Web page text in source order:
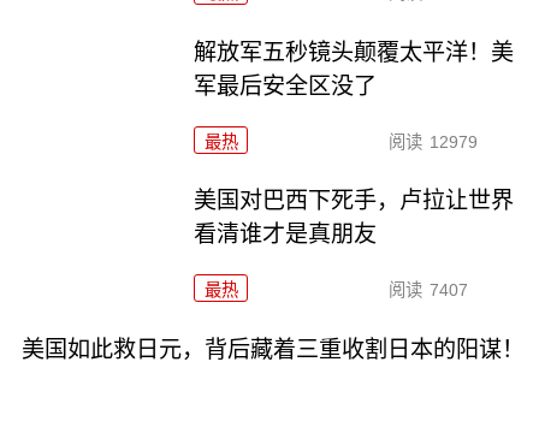
解放军五秒镜头颠覆太平洋！美
军最后安全区没了
最热 阅读 12979
美国对巴西下死手，卢拉让世界
看清谁才是真朋友
最热 阅读 7407
美国如此救日元，背后藏着三重收割日本的阳谋！